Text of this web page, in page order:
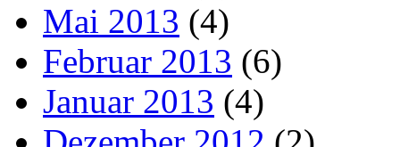
Mai 2013 (4)
Februar 2013 (6)
Januar 2013 (4)